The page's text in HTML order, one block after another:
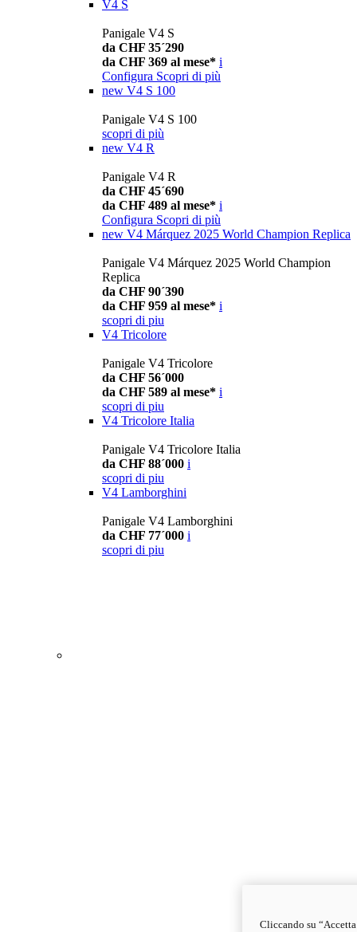
V4 S
Panigale V4 S
da CHF 35´290
da CHF 369 al mese* i
Configura Scopri di più
new V4 S 100
Panigale V4 S 100
scopri di più
new V4 R
Panigale V4 R
da CHF 45´690
da CHF 489 al mese* i
Configura Scopri di più
new V4 Márquez 2025 World Champion Replica
Panigale V4 Márquez 2025 World Champion
Replica
da CHF 90´390
da CHF 959 al mese* i
scopri di piu
V4 Tricolore
Panigale V4 Tricolore
da CHF 56´000
da CHF 589 al mese* i
scopri di piu
V4 Tricolore Italia
Panigale V4 Tricolore Italia
da CHF 88´000 i
scopri di piu
V4 Lamborghini
Panigale V4 Lamborghini
da CHF 77´000 i
scopri di piu
Cliccando su